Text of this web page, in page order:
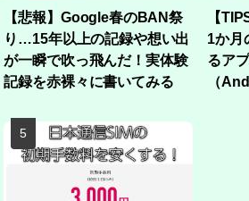
【悲報】Google春のBAN祭
り…15年以上の記録や想い出
が一瞬で吹っ飛んだ！実体験
記録を赤裸々に書いてみる
【
1か月
るア
（